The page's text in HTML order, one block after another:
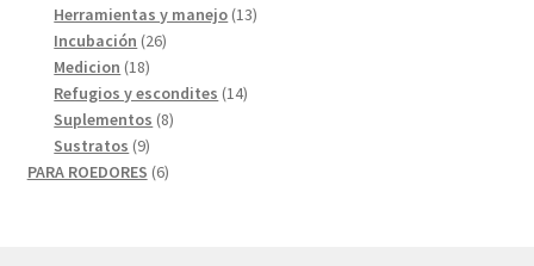
productos
Herramientas y manejo 1313
Incubación 2626
Medicion 1818
productos
Refugios y escondites 1414
Suplementos 88
Sustratos 99
productos
PARA ROEDORES 66